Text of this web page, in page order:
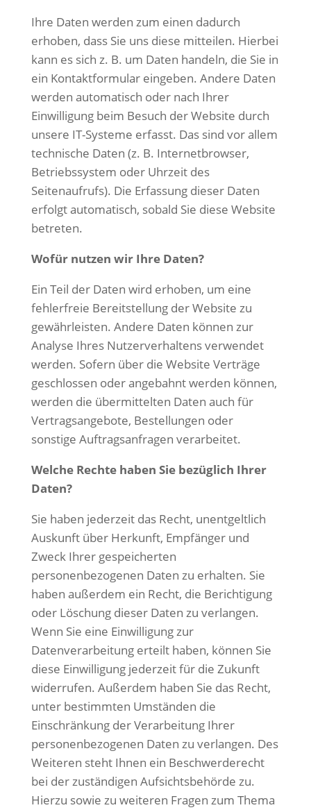
Ihre Daten werden zum einen dadurch
erhoben, dass Sie uns diese mitteilen. Hierbei
kann es sich z. B. um Daten handeln, die Sie in
ein Kontaktformular eingeben. Andere Daten
werden automatisch oder nach Ihrer
Einwilligung beim Besuch der Website durch
unsere IT-Systeme erfasst. Das sind vor allem
technische Daten (z. B. Internetbrowser,
Betriebssystem oder Uhrzeit des
Seitenaufrufs). Die Erfassung dieser Daten
erfolgt automatisch, sobald Sie diese Website
betreten.
Wofür nutzen wir Ihre Daten?
Ein Teil der Daten wird erhoben, um eine
fehlerfreie Bereitstellung der Website zu
gewährleisten. Andere Daten können zur
Analyse Ihres Nutzerverhaltens verwendet
werden. Sofern über die Website Verträge
geschlossen oder angebahnt werden können,
werden die übermittelten Daten auch für
Vertragsangebote, Bestellungen oder
sonstige Auftragsanfragen verarbeitet.
Welche Rechte haben Sie bezüglich Ihrer
Daten?
Sie haben jederzeit das Recht, unentgeltlich
Auskunft über Herkunft, Empfänger und
Zweck Ihrer gespeicherten
personenbezogenen Daten zu erhalten. Sie
haben außerdem ein Recht, die Berichtigung
oder Löschung dieser Daten zu verlangen.
Wenn Sie eine Einwilligung zur
Datenverarbeitung erteilt haben, können Sie
diese Einwilligung jederzeit für die Zukunft
widerrufen. Außerdem haben Sie das Recht,
unter bestimmten Umständen die
Einschränkung der Verarbeitung Ihrer
personenbezogenen Daten zu verlangen. Des
Weiteren steht Ihnen ein Beschwerderecht
bei der zuständigen Aufsichtsbehörde zu.
Hierzu sowie zu weiteren Fragen zum Thema